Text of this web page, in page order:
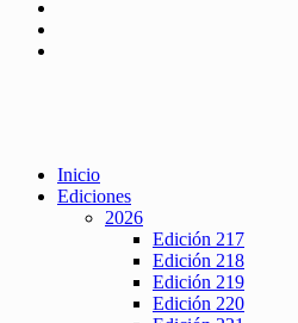
Inicio
Ediciones
2026
Edición 217
Edición 218
Edición 219
Edición 220